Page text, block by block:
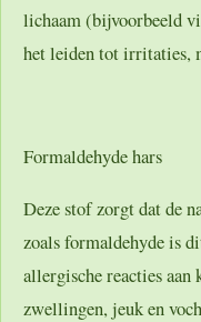
lichaam (bijvoorbeeld
het leiden tot irritaties,
Formaldehyde hars
Deze stof zorgt dat de
zoals formaldehyde is
allergische reacties aan
zwellingen, jeuk en